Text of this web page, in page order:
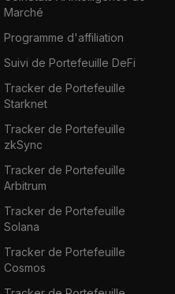
Marché
Programme d'affiliation
Suivi de Portefeuille DeFi
Tracker de Portefeuille
Starknet
Tracker de Portefeuille
zkSync
Tracker de Portefeuille
Arbitrum
Tracker de Portefeuille
Solana
Tracker de Portefeuille
Cosmos